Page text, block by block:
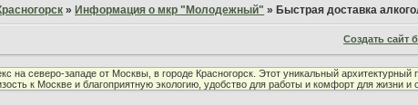
» Информация о мкр "Молодежный" » Быстрая доставка
Создать сайт
северо-западе от Москвы, в городе Красногорск. Этот уникальный
к Москве и благоприятную экологию, удобство для работы и комфорт для